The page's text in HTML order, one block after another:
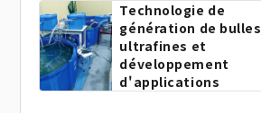
Technologie de
génération de bulles
ultrafines et
développement
d'applications